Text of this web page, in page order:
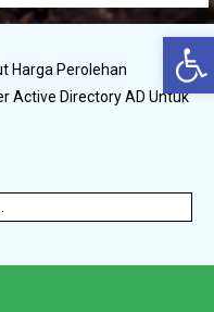
Harga Perolehan
Active Directory AD Untuk